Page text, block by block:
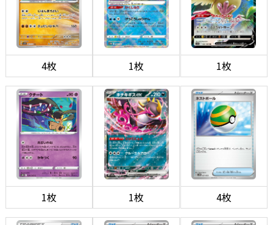
4枚 1枚 1枚
1枚 1枚 4枚